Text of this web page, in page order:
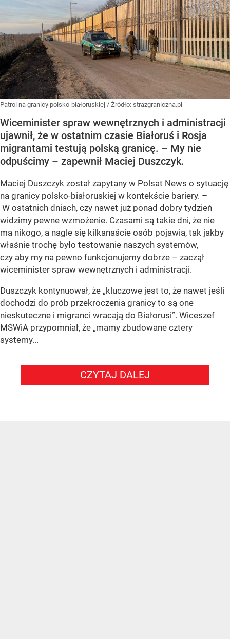
Patrol na granicy polsko-białoruskiej / Źródło: strazgraniczna.pl
Wiceminister spraw wewnętrznych i administracji
ujawnił, że w ostatnim czasie Białoruś i Rosja
migrantami testują polską granicę. – My nie
odpuścimy – zapewnił Maciej Duszczyk.
Maciej Duszczyk został zapytany w Polsat News o sytuację
na granicy polsko-białoruskiej w kontekście bariery. –
W ostatnich dniach, czy nawet już ponad dobry tydzień
widzimy pewne wzmożenie. Czasami są takie dni, że nie
ma nikogo, a nagle się kilkanaście osób pojawia, tak jakby
właśnie trochę było testowanie naszych systemów,
czy aby my na pewno funkcjonujemy dobrze – zaczął
wiceminister spraw wewnętrznych i administracji.
Duszczyk kontynuował, że „kluczowe jest to, że nawet jeśli
dochodzi do prób przekroczenia granicy to są one
nieskuteczne i migranci wracają do Białorusi”. Wiceszef
MSWiA przypomniał, że „mamy zbudowane cztery
systemy...
CZYTAJ DALEJ